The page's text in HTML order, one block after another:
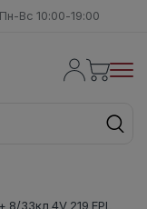
Пн-Вс 10:00-19:00
8/33кл 4V 219 EPL